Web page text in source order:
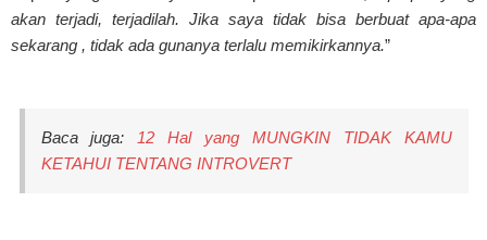
akan terjadi, terjadilah. Jika saya tidak bisa berbuat apa-apa
sekarang , tidak ada gunanya terlalu memikirkannya.”
Baca juga:
12 Hal yang MUNGKIN TIDAK KAMU
KETAHUI TENTANG INTROVERT